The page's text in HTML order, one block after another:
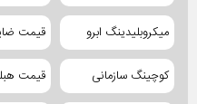
میکروبلیدینگ ابرو قیمت
کوچینگ سازمانی قیمت